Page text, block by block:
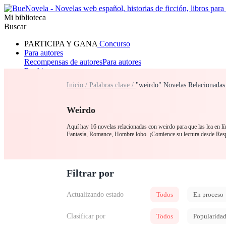
Mi biblioteca
Buscar
PARTICIPA Y GANA Concurso
Para autores
Recompensas de autoresPara autores
Ranking
RomanceHombre lobo
Inicio / Palabras clave / "weirdo" Novelas Relacionadas
Weirdo
Aquí hay 16 novelas relacionadas con weirdo para que las lea en
Fantasía, Romance, Hombre lobo. ¡Comience su lectura desde
Filtrar por
Actualizando estado Todos En proceso
Clasificar por Todos Popularidad